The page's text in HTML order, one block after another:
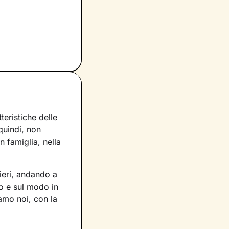
delle
non
famiglia, nella
andando a
e sul modo in
noi, con la